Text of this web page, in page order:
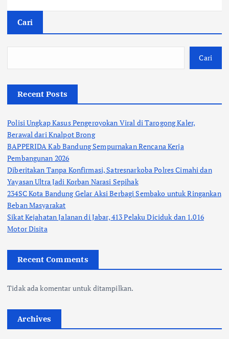
Cari
Cari
Recent Posts
Polisi Ungkap Kasus Pengeroyokan Viral di Tarogong Kaler,
Berawal dari Knalpot Brong
BAPPERIDA Kab Bandung Sempurnakan Rencana Kerja
Pembangunan 2026
Diberitakan Tanpa Konfirmasi, Satresnarkoba Polres Cimahi dan
Yayasan Ultra Jadi Korban Narasi Sepihak
234SC Kota Bandung Gelar Aksi Berbagi Sembako untuk Ringankan
Beban Masyarakat
Sikat Kejahatan Jalanan di Jabar, 413 Pelaku Diciduk dan 1.016
Motor Disita
Recent Comments
Tidak ada komentar untuk ditampilkan.
Archives